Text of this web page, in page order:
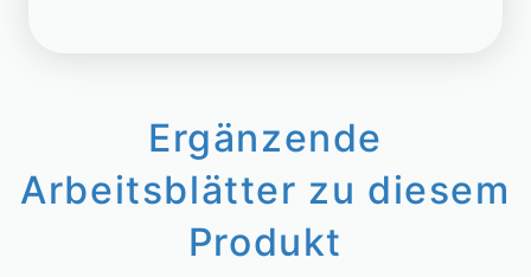
Ergänzende
Arbeitsblätter zu diesem
Produkt